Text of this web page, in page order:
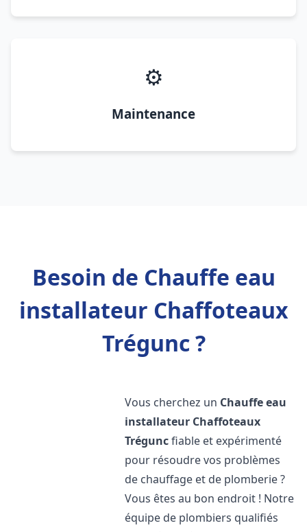
⚙️
Maintenance
Besoin de Chauffe eau
installateur Chaffoteaux
Trégunc ?
Vous cherchez un Chauffe eau
installateur Chaffoteaux
Tréguncfiable et expérimenté
pour résoudre vos problèmes
de chauffage et de plomberie ?
Vous êtes au bon endroit ! Notre
équipe de plombiers qualifiés